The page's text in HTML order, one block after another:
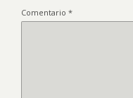
Comentario *